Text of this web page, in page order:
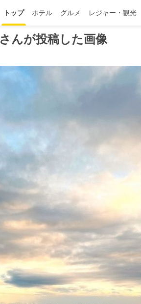
トップ ホテル グルメ レジャー・観光
さんが投稿した画像